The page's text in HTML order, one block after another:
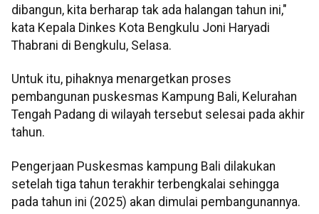
dibangun, kita berharap tak ada halangan tahun ini,"
kata Kepala Dinkes Kota Bengkulu Joni Haryadi
Thabrani di Bengkulu, Selasa.
Untuk itu, pihaknya menargetkan proses
pembangunan puskesmas Kampung Bali, Kelurahan
Tengah Padang di wilayah tersebut selesai pada akhir
tahun.
Pengerjaan Puskesmas kampung Bali dilakukan
setelah tiga tahun terakhir terbengkalai sehingga
pada tahun ini (2025) akan dimulai pembangunannya.